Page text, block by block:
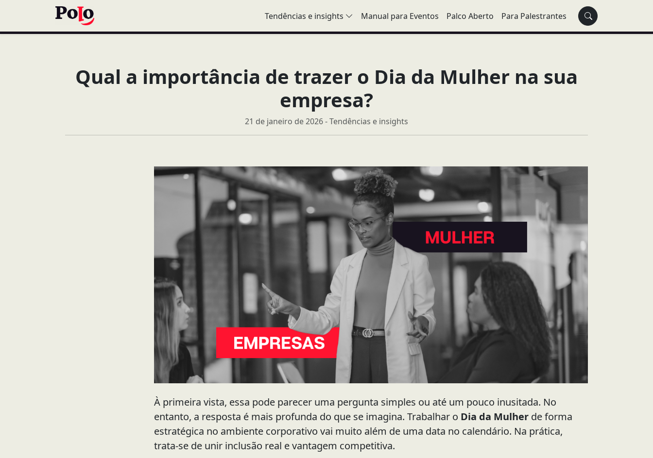
Tendências e insights Manual para Eventos Palco Aberto Para Palestrantes
Qual a importância de trazer o Dia da Mulher na sua
empresa?
21 de janeiro de 2026 - Tendências e insights
À primeira vista, essa pode parecer uma pergunta simples ou até um pouco inusitada. No
entanto, a resposta é mais profunda do que se imagina. Trabalhar o Dia da Mulher de forma
estratégica no ambiente corporativo vai muito além de uma data no calendário. Na prática,
trata-se de unir inclusão real e vantagem competitiva.